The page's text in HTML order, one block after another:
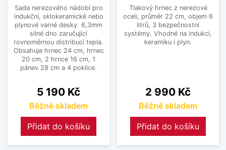
Sada nerezového nádobí pro
indukční, sklokeramické nebo
plynové varné desky. 6,3mm
silné dno zaručující
rovnoměrnou distribuci tepla.
Obsahuje hrnec 24 cm, hrnec
20 cm, 2 hrnce 16 cm, 1
pánev 28 cm a 4 poklice.
Cena
5 190 Kč
Běžně skladem
Přidat do košíku
Tlakový hrnec z nerezové
oceli, průměr 22 cm, objem 6
litrů, 3 bezpečnostní
systémy. Vhodné na indukci,
keramiku i plyn.
Cena
2 990 Kč
Běžně skladem
Přidat do košíku